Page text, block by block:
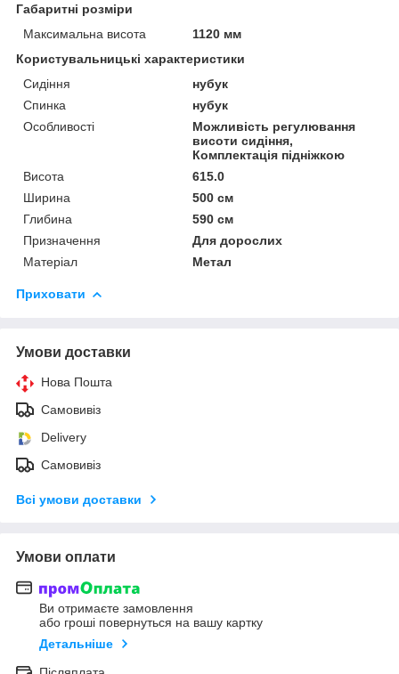
Габаритні розміри
Максимальна висота
1120 мм
Користувальницькі характеристики
Сидіння
нубук
Спинка
нубук
Особливості
Можливість регулювання
висоти сидіння,
Комплектація підніжкою
Висота
615.0
Ширина
500 см
Глибина
590 см
Призначення
Для дорослих
Матеріал
Метал
Приховати
Умови доставки
Нова Пошта
Самовивіз
Delivery
Самовивіз
Всі умови доставки
Умови оплати
Ви отримаєте замовлення
або гроші повернуться на вашу картку
Детальніше